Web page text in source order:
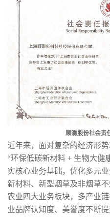
顺灏股份社会责
近年来，面对复杂的经济形
“环保低碳新材料 + 生物大健
实核心业务基础，优化多元
新材料、新型烟草及非烟草
农业四大业务板块，多产业
业品牌认知度、美誉度不断